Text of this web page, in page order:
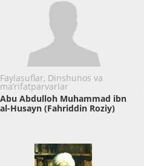
Faylasuflar, Dinshunos va
ma’rifatparvarlar
Abu Abdulloh Muhammad ibn
al-Husayn (Fahriddin Roziy)